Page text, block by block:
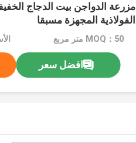
مزرعة الدواجن بيت الدجاج
الفولاذية المجهزة مسبقا
MOQ：50 متر مربع
افضل سعر